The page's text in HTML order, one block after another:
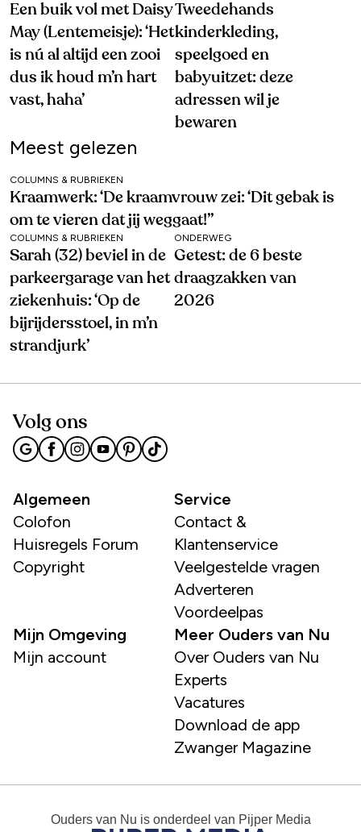
Een buik vol met Daisy
May (Lentemeisje): ‘Het
is nú al altijd een zooi
dus ik houd m’n hart
vast, haha’
Tweedehands
kinderkleding,
speelgoed en
babyuitzet: deze
adressen wil je
bewaren
Meest gelezen
COLUMNS & RUBRIEKEN
Kraamwerk: ‘De kraamvrouw zei: ‘Dit gebak is
om te vieren dat jij weggaat!’’
COLUMNS & RUBRIEKEN
Sarah (32) beviel in de
parkeergarage van het
ziekenhuis: ‘Op de
bijrijdersstoel, in m’n
strandjurk’
ONDERWEG
Getest: de 6 beste
draagzakken van
2026
Volg ons
Algemeen
Colofon
Huisregels Forum
Copyright
Service
Contact &
Klantenservice
Veelgestelde vragen
Adverteren
Voordeelpas
Mijn Omgeving
Mijn account
Meer Ouders van Nu
Over Ouders van Nu
Experts
Vacatures
Download de app
Zwanger Magazine
Ouders van Nu is onderdeel van Pijper Media